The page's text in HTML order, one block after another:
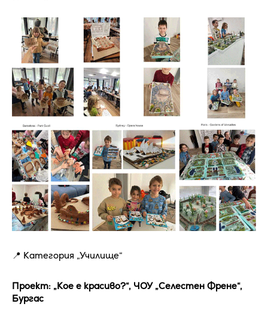
📍 Категория „Училище“
Проект: „Кое е красиво?“, ЧОУ „Селестен Френе“,
Бургас